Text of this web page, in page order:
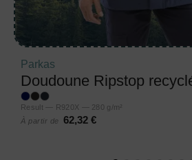
Parkas
Doudoune Ripstop
Result — R920X — 280 g/m²
À partir de
62,32 €